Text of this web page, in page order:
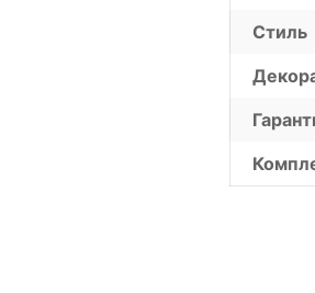
Стиль